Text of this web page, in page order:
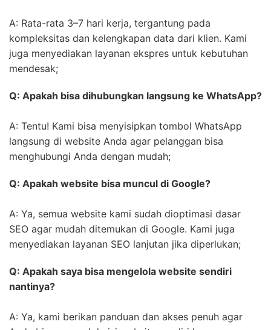
A: Rata-rata 3–7 hari kerja, tergantung pada
kompleksitas dan kelengkapan data dari klien. Kami
juga menyediakan layanan ekspres untuk kebutuhan
mendesak;
Q: Apakah bisa dihubungkan langsung ke WhatsApp?
A: Tentu! Kami bisa menyisipkan tombol WhatsApp
langsung di website Anda agar pelanggan bisa
menghubungi Anda dengan mudah;
Q: Apakah website bisa muncul di Google?
A: Ya, semua website kami sudah dioptimasi dasar
SEO agar mudah ditemukan di Google. Kami juga
menyediakan layanan SEO lanjutan jika diperlukan;
Q: Apakah saya bisa mengelola website sendiri
nantinya?
A: Ya, kami berikan panduan dan akses penuh agar